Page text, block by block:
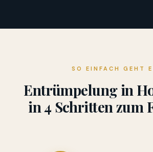
SO EINFACH GEHT
Entrümpelung in
in 4 Schritten zum